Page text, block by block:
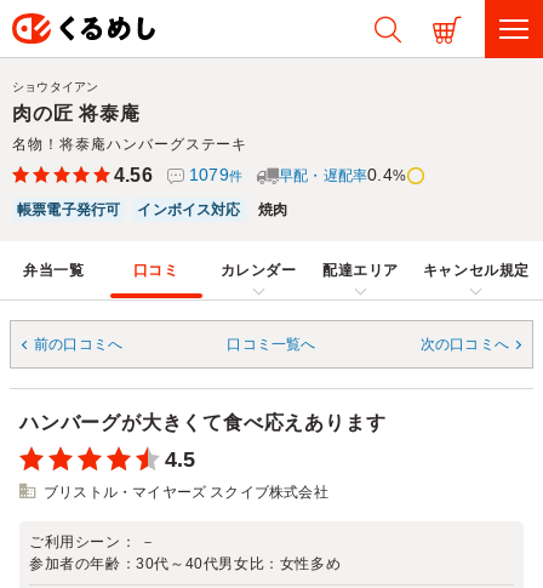
肉の匠 将泰庵
名物！将泰庵ハンバーグステーキ
ショウタイアン
4.56 1079件 早配・遅配率0.4%
帳票電子発行可
インボイス対応 焼肉
弁当一覧 口コミ カレンダー 配達エリア キャンセル規定
前の口コミへ 口コミ一覧へ 次の口コミへ
ハンバーグが大きくて食べ応えあります
4.5
ブリストル・マイヤーズ スクイブ株式会社
ご利用シーン：
－
参加者の年齢：30代～40代男女比： 女性多め